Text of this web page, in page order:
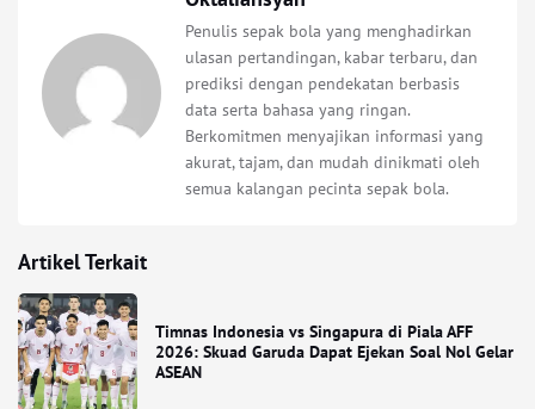
Penulis sepak bola yang menghadirkan
ulasan pertandingan, kabar terbaru, dan
prediksi dengan pendekatan berbasis
data serta bahasa yang ringan.
Berkomitmen menyajikan informasi yang
akurat, tajam, dan mudah dinikmati oleh
semua kalangan pecinta sepak bola.
Artikel Terkait
Timnas Indonesia vs Singapura di Piala AFF
2026: Skuad Garuda Dapat Ejekan Soal Nol Gelar
ASEAN